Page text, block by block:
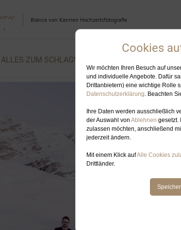
Bianca von Kannen Hochzeitsfotografie
ALLES ZUM SCHLAGWORT: